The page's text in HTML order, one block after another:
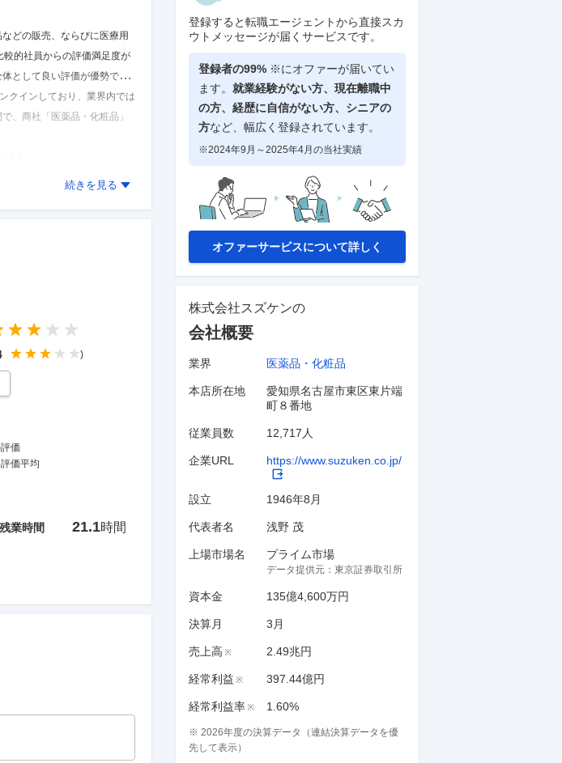
どの販売、ならびに医療用
的社員からの評価満足度が
として良い評価が優勢で
クインしており、業界内では
、商社「医薬品・化粧品」
続きを見る
)
価
価平均
業時間 21.1時間
登録すると転職エージェントから直接スカ
ウトメッセージが届くサービスです。
登録者の99% ※にオファーが届いてい
ます。 就業経験がない方、現在離職中
の方、 経歴に自信がない方、シニアの
方など、幅広く登録されています。
※2024年9月～2025年4月の当社実績
オファーサービスについて詳しく
株式会社スズケンの
会社概要
業界 医薬品・化粧品
本店所在地
愛知県名古屋市東区東片端
町８番地
従業員数 12,717人
企業URL https://www.suzuken.co.jp/
設立 1946年8月
代表者名 浅野 茂
上場市場名 プライム市場
データ提供元： 東京証券取引所
資本金 135億4,600万円
決算月 3月
売上高 ※ 2.49兆円
経常利益 ※ 397.44億円
経常利益率※ 1.60%
※ 2026年度の決算データ（連結決算データを優
先して表示）